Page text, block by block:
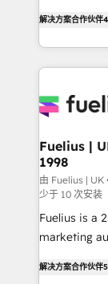
implement
sure you
for you and
framework,
HubSpot
can support
other ones listed
HubSpot
build We can do lots of things. But everything we do
解决方案合作伙伴
Fuelius |
1998
由 Fuelius | UK
少于 10 次安装
Fuelius is a
marketing
maximise
解决方案合作伙伴